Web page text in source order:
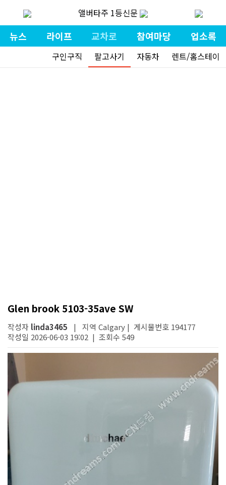
앨버타주 1등신문
뉴스 라이프 교차로 참여마당 업소록
구인구직 팔고사기 자동차 렌트/홈스테이
Glen brook 5103-35ave SW
작성자 linda3465 | 지역 Calgary | 게시물번호 194177
작성일 2026-06-03 19:02 | 조회수 549